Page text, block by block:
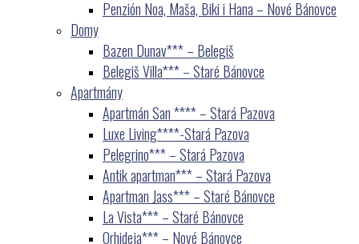
Penzión Noa, Maša, Biki i Hana – Nové Bánovce
Domy
Bazen Dunav*** – Belegiš
Belegiš Villa*** – Staré Bánovce
Apartmány
Apartmán San **** – Stará Pazova
Luxe Living****-Stará Pazova
Pelegrino*** – Stará Pazova
Antik apartman*** – Stará Pazova
Apartman Jass*** – Staré Bánovce
La Vista*** – Staré Bánovce
Orhideja*** – Nové Bánovce